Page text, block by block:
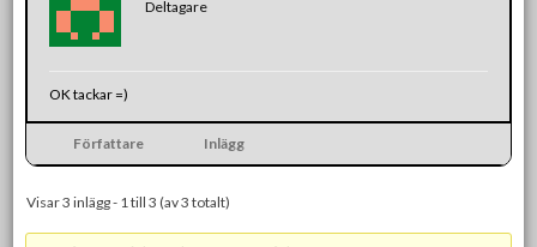
Deltagare
OK tackar =)
Författare Inlägg
Visar 3 inlägg - 1 till 3 (av 3 totalt)